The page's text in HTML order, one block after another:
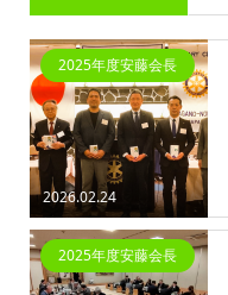
2026.02.24
2025年度安藤会長
2025年度安藤会長